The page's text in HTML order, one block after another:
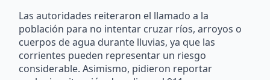
Las autoridades reiteraron el llamado a la
población para no intentar cruzar ríos, arroyos o
cuerpos de agua durante lluvias, ya que las
corrientes pueden representar un riesgo
considerable. Asimismo, pidieron reportar